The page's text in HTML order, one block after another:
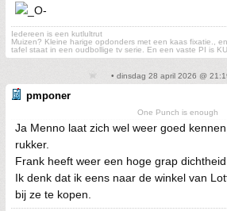
Iedereen is een kutlultrut
Muizen? Kleine harige opdonders met een kaas fixatie.,
tafel staat in een oudbollige tv serie. En een vaste PI is
• dinsdag 28 april 2026 @
pmponer
One Punch is enough
Ja Menno laat zich wel weer goed
rukker.
Frank heeft weer een hoge grap
Ik denk dat ik eens naar de winkel van
bij ze te kopen.